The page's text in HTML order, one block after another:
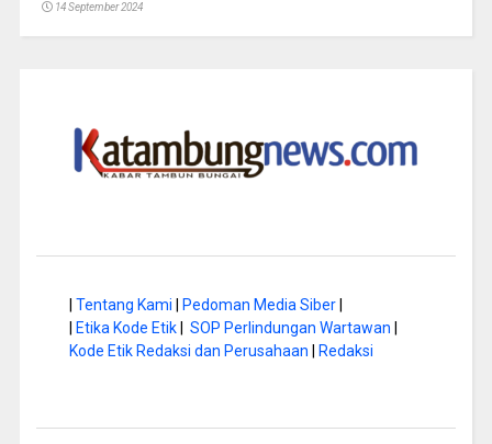
14 September 2024
Tentang Kami Pedoman Media Siber|
Etika Kode Etik| SOP Perlindungan Wartawan
Kode Etik Redaksi dan Perusahaan
Redaksi